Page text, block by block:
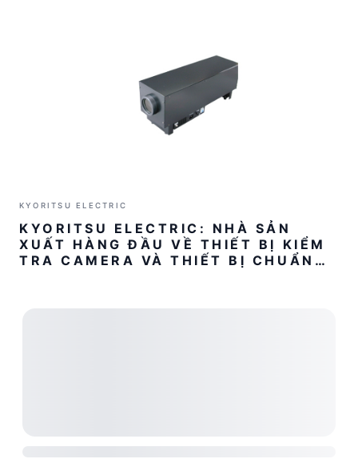
KYORITSU ELECTRIC
KYORITSU ELECTRIC: NHÀ SẢN
XUẤT HÀNG ĐẦU VỀ THIẾT BỊ KIỂM
TRA CAMERA VÀ THIẾT BỊ CHUẨN